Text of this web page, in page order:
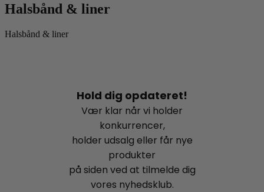
Halsbånd & liner
Halsbånd & liner
Hold dig opdateret!
Vær klar når vi holder
konkurrencer,
holder udsalg eller får nye
produkter
på siden ved at tilmelde dig
vores nyhedsklub.